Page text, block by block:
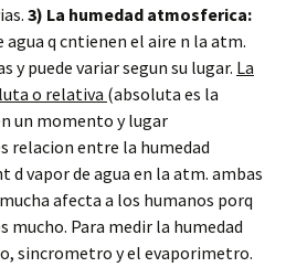
3) La humedad atmosferica:
agua q cntienen el aire n la atm.
y puede variar segun su lugar. La
o relativa (absoluta es la
un momento y lugar
relacion entre la humedad
d vapor de agua en la atm. ambas
afecta a los humanos porq
mucho. Para medir la humedad
sincrometro y el evaporimetro.